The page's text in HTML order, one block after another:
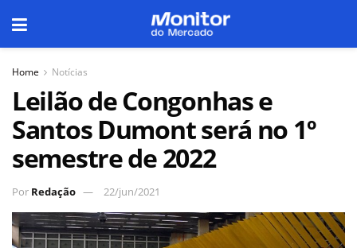
Home Notícias
Leilão de Congonhas e
Santos Dumont será no 1º
semestre de 2022
Por Redação 22/jun/2021